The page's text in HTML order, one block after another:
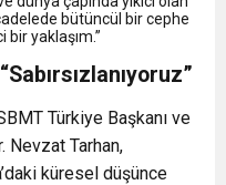
bütüncül bir cephe
yaklaşım.”
Türkiye Başkanı ve
Nevzat Tarhan,
küresel düşünce